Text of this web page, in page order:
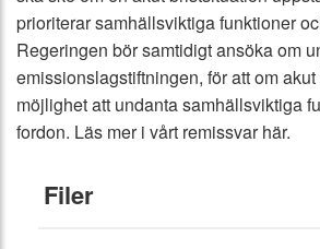
prioriterar samhällsviktiga funktioner
Regeringen bör samtidigt ansöka om
emissionslagstiftningen, för att om
möjlighet att undanta samhällsviktiga
fordon. Läs mer i vårt remissvar här.
Filer